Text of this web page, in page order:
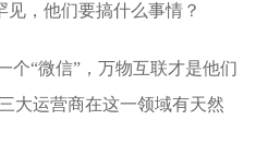
见，他们要搞什么事情？
个“微信”，万物互联才是他们
大运营商在这一领域有天然